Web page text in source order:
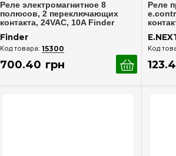
Реле электромагнитное 8
полюсов, 2 переключающих
контакта, 24VAC, 10A Finder
601280240040
Finder
15300
700.40 грн
Реле
123.